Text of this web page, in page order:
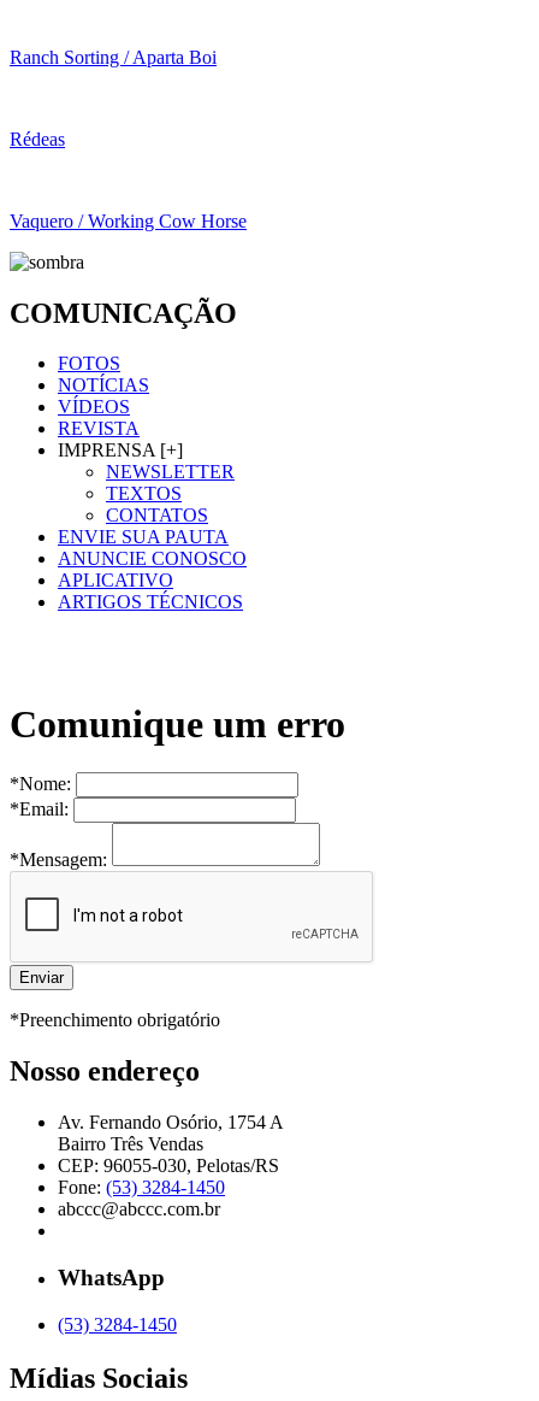
Ranch Sorting / Aparta Boi
Rédeas
Vaquero / Working Cow Horse
COMUNICAÇÃO
FOTOS
NOTÍCIAS
VÍDEOS
REVISTA
IMPRENSA [+]
NEWSLETTER
TEXTOS
CONTATOS
ENVIE SUA PAUTA
ANUNCIE CONOSCO
APLICATIVO
ARTIGOS TÉCNICOS
Comunique um erro
*Nome:
*Email:
*Mensagem:
*Preenchimento obrigatório
Nosso endereço
Av. Fernando Osório, 1754 A
Bairro Três Vendas
CEP: 96055-030, Pelotas/RS
Fone: (53) 3284-1450
abccc@abccc.com.br
WhatsApp
(53) 3284-1450
Mídias Sociais